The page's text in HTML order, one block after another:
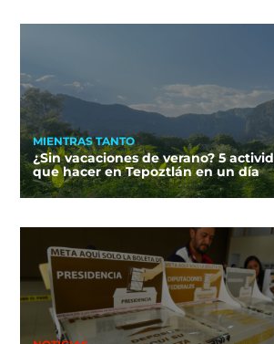
MIENTRAS TANTO
¿Sin vacaciones de verano? 5
que hacer en Tepoztlán en un día